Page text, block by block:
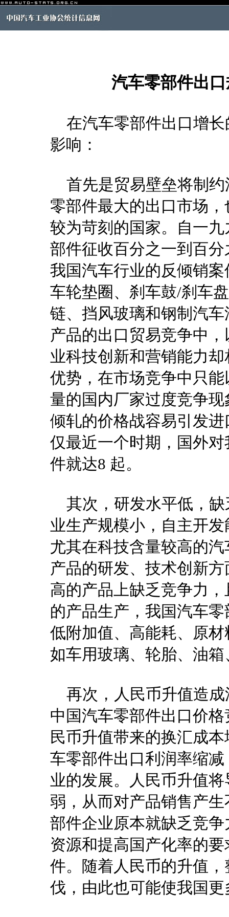
汽车零部件出
在汽车零部件出口增长
影响：
首先是贸易壁垒将制约
零部件最大的出口市场
较为苛刻的国家。自一
部件征收百分之一到百
我国汽车行业的反倾销
车轮垫圈、刹车鼓/刹车
链、挡风玻璃和钢制汽
产品的出口贸易竞争中
业科技创新和营销能力
优势，在市场竞争中只
量的国内厂家过度竞争
倾轧的价格战容易引发
仅最近一个时期，国外
件就达8 起。
其次，研发水平低，缺
业生产规模小，自主开
尤其在科技含量较高的
产品的研发、技术创新
高的产品上缺乏竞争力
的产品生产，我国汽车
低附加值、高能耗、原
如车用玻璃、轮胎、油
再次，人民币升值造成
中国汽车零部件出口价
民币升值带来的换汇成
车零部件出口利润率缩
业的发展。人民币升值
弱，从而对产品销售产
部件企业原本就缺乏竞
资源和提高国产化率的
件。随着人民币的升值
伐，由此也可能使我国